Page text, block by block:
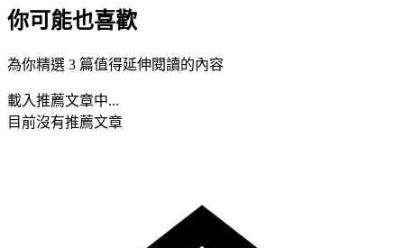
你可能也喜歡
為你精選 3 篇值得延伸閱讀的內容
載入推薦文章中...
目前沒有推薦文章